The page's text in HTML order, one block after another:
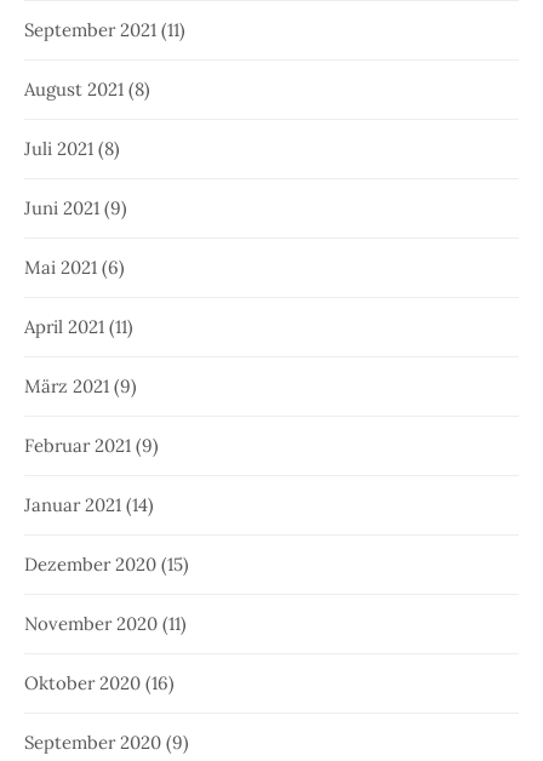
September 2021 (11)
August 2021 (8)
Juli 2021 (8)
Juni 2021 (9)
Mai 2021 (6)
April 2021 (11)
März 2021 (9)
Februar 2021 (9)
Januar 2021 (14)
Dezember 2020 (15)
November 2020 (11)
Oktober 2020 (16)
September 2020 (9)